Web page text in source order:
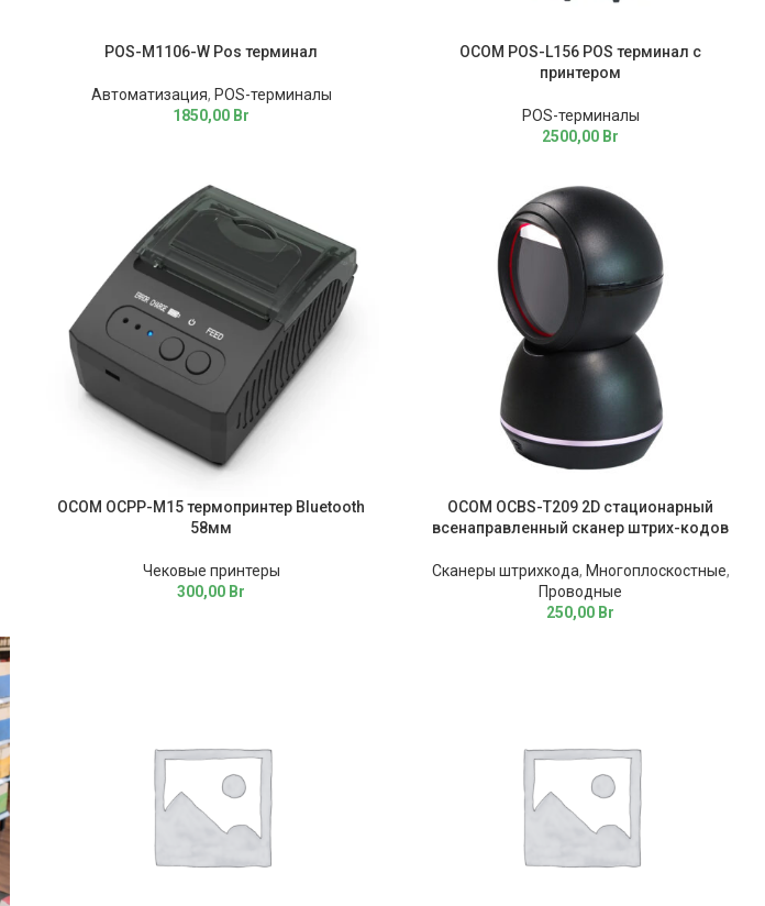
POS-M1106-W Pos терминал
Автоматизация, POS-терминалы
1850,00 Br
OCOM POS-L156 POS терминал с
принтером
POS-терминалы
2500,00 Br
OCOM OCPP-M15 термопринтер Bluetooth
58мм
Чековые принтеры
300,00 Br
OCOM OCBS-T209 2D стационарный
всенаправленный сканер штрих-кодов
Сканеры штрихкода, Многоплоскостные,
Проводные
250,00 Br